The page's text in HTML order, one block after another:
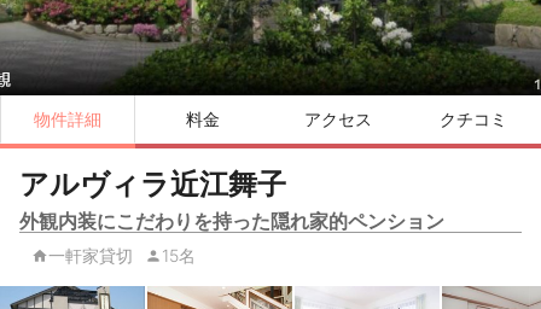
物件詳細 料金 アクセス クチコミ
アルヴィラ近江舞子
外観内装にこだわりを持った隠れ家的ペンション
一軒家貸切 15名